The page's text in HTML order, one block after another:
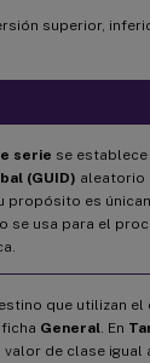
superior,
serie se establece
(GUID) aleatorio
propósito es
se usa para el
que utilizan el
General . En
valor de clase